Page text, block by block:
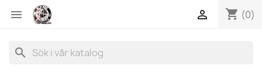
 shopping_cart (0)

search